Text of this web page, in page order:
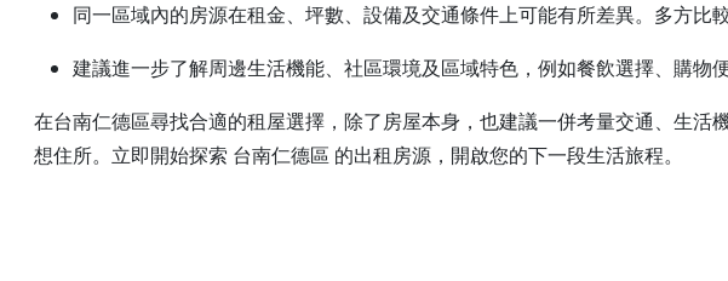
同一區域內的房源在租金、坪數、設備及交通條件上可能有所差異。多方比
建議進一步了解周邊生活機能、社區環境及區域特色，例如餐飲選擇、購物
在台南仁德區尋找合適的租屋選擇，除了房屋本身，也建議一併考量交通、生
想住所。立即開始探索 台南仁德區 的出租房源，開啟您的下一段生活旅程。